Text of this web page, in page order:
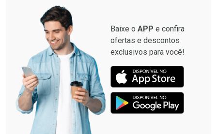
Baixe o APP e confira
ofertas e descontos
exclusivos para você!